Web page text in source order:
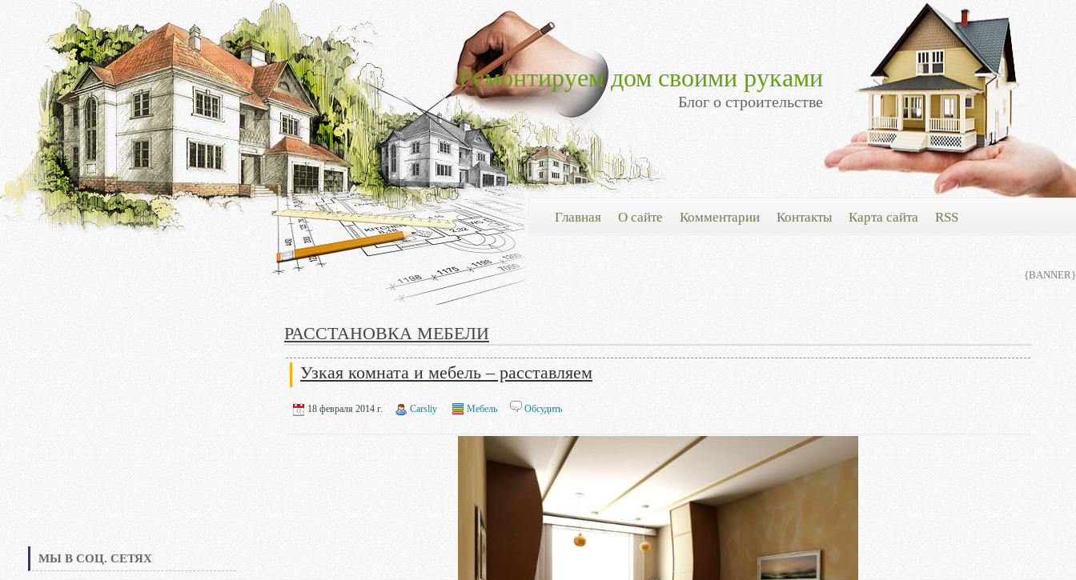
Ремонтируем дом своими руками
Блог о строительстве
Главная О сайте Комментарии Контакты Карта сайта RSS
{BANNER}
МЫ В СОЦ. СЕТЯХ
РАССТАНОВКА МЕБЕЛИ
Узкая комната и мебель – расставляем
18 февраля 2014 г. Carsliy Мебель Обсудить